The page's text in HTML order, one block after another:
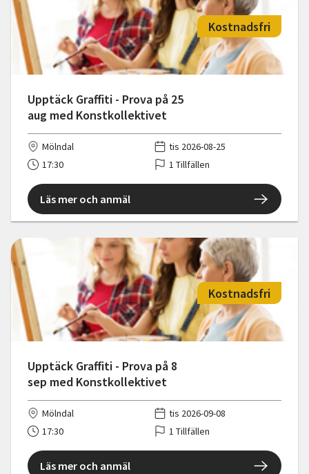
Upptäck Graffiti - Prova på 25
aug med Konstkollektivet
Kostnadsfri
Mölndal
tis 2026-08-25
17:30
1 Tillfällen
Läs mer och anmäl
Upptäck Graffiti - Prova på 8
sep med Konstkollektivet
Kostnadsfri
Mölndal
tis 2026-09-08
17:30
1 Tillfällen
Läs mer och anmäl